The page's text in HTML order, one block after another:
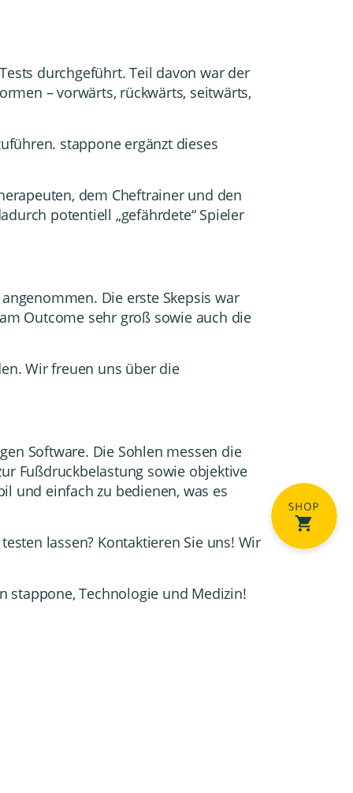
durchgeführt. Teil davon war der
– vorwärts, rückwärts, seitwärts,
stappone ergänzt dieses
dem Cheftrainer und den
potentiell „gefährdete“ Spieler
Die erste Skepsis war
Outcome sehr groß sowie auch die
Wir freuen uns über die
Software. Die Sohlen messen die
Fußdruckbelastung sowie objektive
und einfach zu bedienen, was es
lassen? Kontaktieren Sie uns! Wir
stappone, Technologie und Medizin!